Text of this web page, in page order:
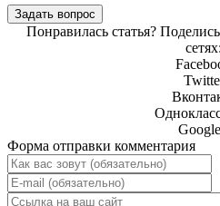
Понравилась статья?
сетях:
Форма отправки комментария